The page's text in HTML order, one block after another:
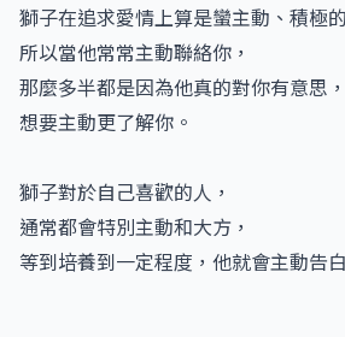
獅子在追求愛情上算是蠻主動、積極
所以當他常常主動聯絡你，
那麼多半都是因為他真的對你有意思，
想要主動更了解你。
獅子對於自己喜歡的人，
通常都會特別主動和大方，
等到培養到一定程度，他就會主動告